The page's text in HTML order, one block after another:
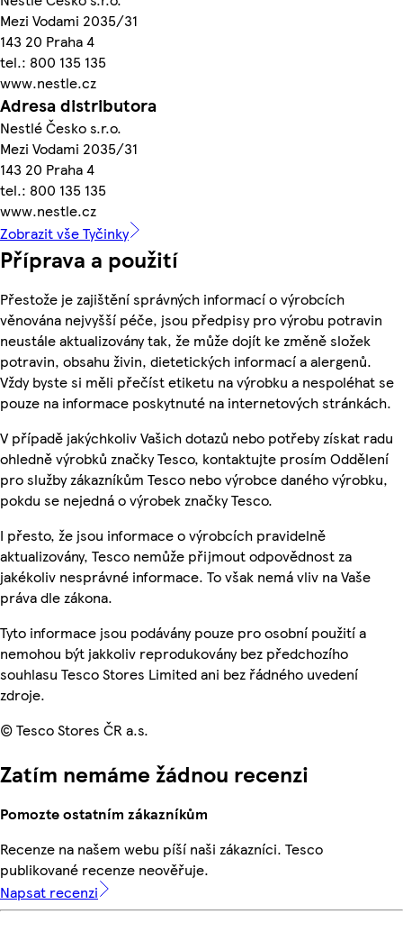
Mezi Vodami 2035/31
143 20 Praha 4
tel.: 800 135 135
www.nestle.cz
Adresa distributora
Nestlé Česko s.r.o.
Mezi Vodami 2035/31
143 20 Praha 4
tel.: 800 135 135
www.nestle.cz
Zobrazit vše Tyčinky
Příprava a použití
Přestože je zajištění správných informací o výrobcích
věnována nejvyšší péče, jsou předpisy pro výrobu potravin
neustále aktualizovány tak, že může dojít ke změně složek
potravin, obsahu živin, dietetických informací a alergenů.
Vždy byste si měli přečíst etiketu na výrobku a nespoléhat se
pouze na informace poskytnuté na internetových stránkách.
V případě jakýchkoliv Vašich dotazů nebo potřeby získat radu
ohledně výrobků značky Tesco, kontaktujte prosím Oddělení
pro služby zákazníkům Tesco nebo výrobce daného výrobku,
pokdu se nejedná o výrobek značky Tesco.
I přesto, že jsou informace o výrobcích pravidelně
aktualizovány, Tesco nemůže přijmout odpovědnost za
jakékoliv nesprávné informace. To však nemá vliv na Vaše
práva dle zákona.
Tyto informace jsou podávány pouze pro osobní použití a
nemohou být jakkoliv reprodukovány bez předchozího
souhlasu Tesco Stores Limited ani bez řádného uvedení
zdroje.
© Tesco Stores ČR a.s.
Zatím nemáme žádnou recenzi
Pomozte ostatním zákazníkům
Recenze na našem webu píší naši zákazníci. Tesco
publikované recenze neověřuje.
Napsat recenzi